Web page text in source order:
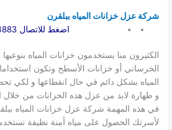
شركة عزل خزانات المياه ببلقرن
اضغط للاتصال 0534003883
الكثيرون منا يستخدمون خزانات المياه
الخرساني أو خزانات الأسطح وتكون
المياه بشكل دائم في حال انقطاعها و لكي
و طهارة لابد من عزل هذه الخزانات من
في هذه المهمة شركة عزل خزانات المياه
لأسرتك الحصول على مياه أمنة نظيفة